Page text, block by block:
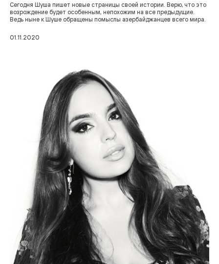
Сегодня Шуша пишет новые страницы своей истории. Верю, что это
возрождение будет особенным, непохожим на все предыдущие.
Ведь ныне к Шуше обращены помыслы азербайджанцев всего мира.
01.11.2020